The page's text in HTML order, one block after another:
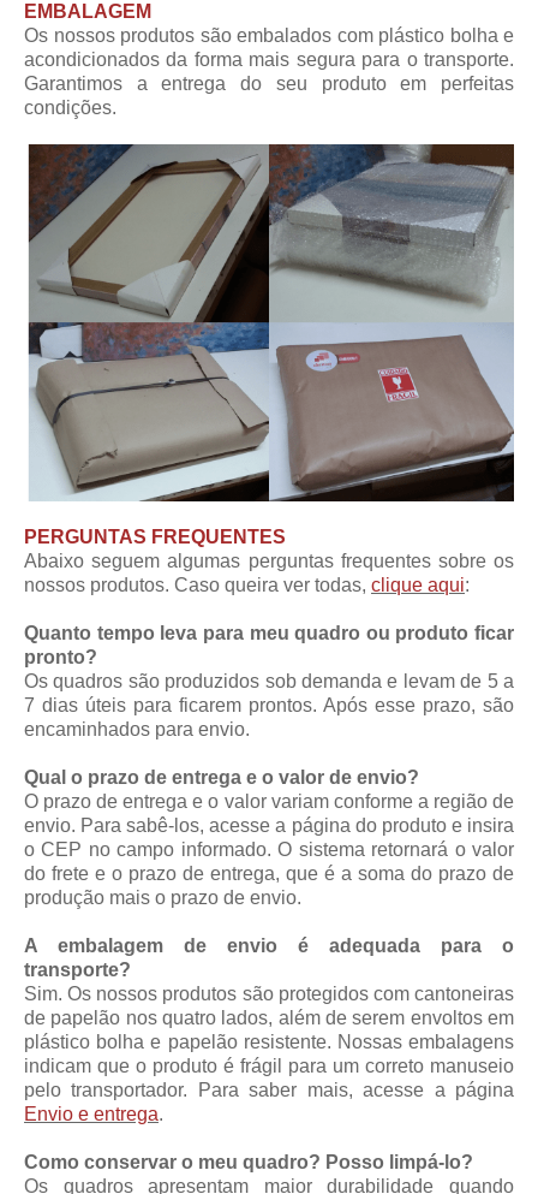
EMBALAGEM
Os nossos produtos são embalados com plástico bolha e
acondicionados da forma mais segura para o transporte.
Garantimos a entrega do seu produto em perfeitas
condições.
PERGUNTAS FREQUENTES
Abaixo seguem algumas perguntas frequentes sobre os
nossos produtos. Caso queira ver todas, clique aqui:
Quanto tempo leva para meu quadro ou produto ficar
pronto?
Os quadros são produzidos sob demanda e levam de 5 a
7 dias úteis para ficarem prontos. Após esse prazo, são
encaminhados para envio.
Qual o prazo de entrega e o valor de envio?
O prazo de entrega e o valor variam conforme a região de
envio. Para sabê-los, acesse a página do produto e insira
o CEP no campo informado. O sistema retornará o valor
do frete e o prazo de entrega, que é a soma do prazo de
produção mais o prazo de envio.
A embalagem de envio é adequada para o
transporte?
Sim. Os nossos produtos são protegidos com cantoneiras
de papelão nos quatro lados, além de serem envoltos em
plástico bolha e papelão resistente. Nossas embalagens
indicam que o produto é frágil para um correto manuseio
pelo transportador. Para saber mais, acesse a página
Envio e entrega.
Como conservar o meu quadro? Posso limpá-lo?
Os quadros apresentam maior durabilidade quando